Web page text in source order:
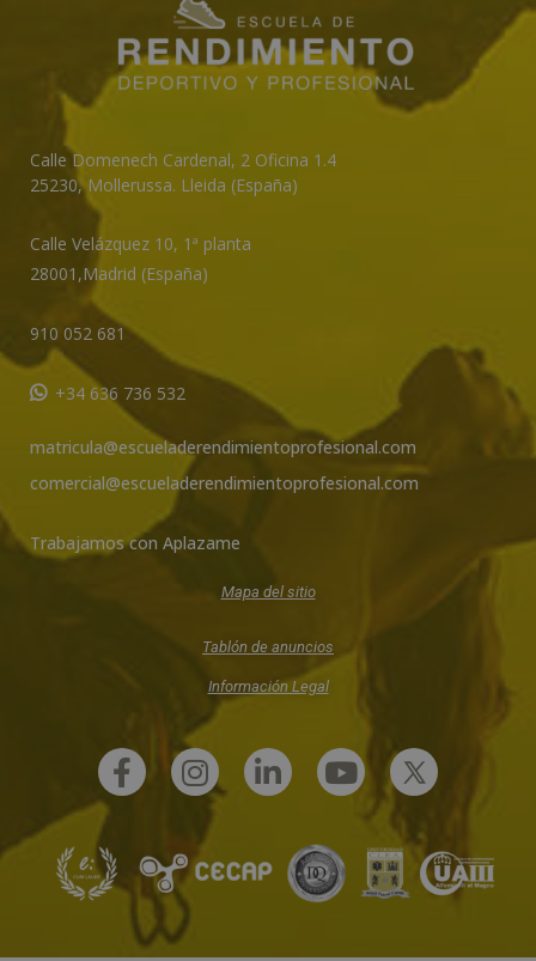
e
Calle Domenech Cardenal, 2 Oficina 1.4
25230, Mollerussa. Lleida (España)
Calle Velázquez 10, 1ª planta
28001,Madrid (España)
910 052 681
+34 636 736 532
matricula@escueladerendimientoprofesional.com
comercial@escueladerendimientoprofesional.com
Trabajamos con Aplazame
Mapa del sitio
Tablón de anuncios
Información Legal